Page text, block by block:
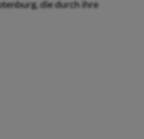
die durch ihre